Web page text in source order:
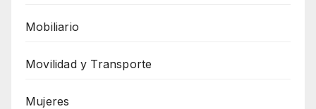
Mobiliario
Movilidad y Transporte
Mujeres